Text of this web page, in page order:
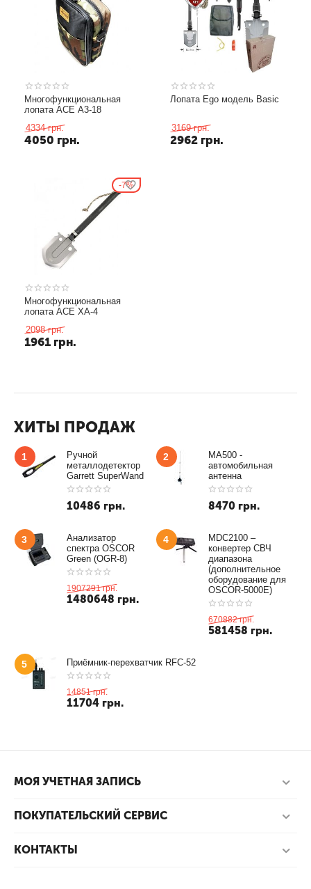
Многофункциональная
лопата ACE A3-18
4334 грн.
4050 грн.
Лопата Ego модель Вasic
3169 грн.
2962 грн.
7%
Многофункциональная
лопата ACE XA-4
2098 грн.
1961 грн.
ХИТЫ ПРОДАЖ
1
Ручной
металлодетектор
Garrett SuperWand
10486 грн.
2
MA500 -
автомобильная
антенна
8470 грн.
3
Анализатор
спектра OSCOR
Green (OGR-8)
1907291 грн.
1480648 грн.
4
MDC2100 –
конвертер СВЧ
диапазона
(дополнительное
оборудование для
OSCOR-5000E)
670882 грн.
581458 грн.
5 Приёмник-перехватчик RFC-52
14851 грн.
11704 грн.
МОЯ УЧЕТНАЯ ЗАПИСЬ
ПОКУПАТЕЛЬСКИЙ СЕРВИС
КОНТАКТЫ